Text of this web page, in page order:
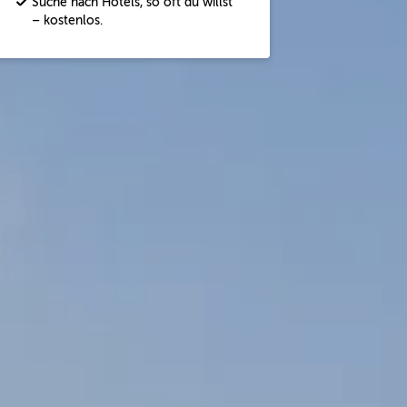
– kostenlos.